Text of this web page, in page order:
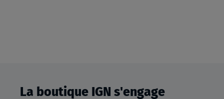
La boutique IGN s'engage